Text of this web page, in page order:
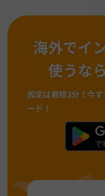
海外でイ
使うな
設定は最短3分！ 今
ード！